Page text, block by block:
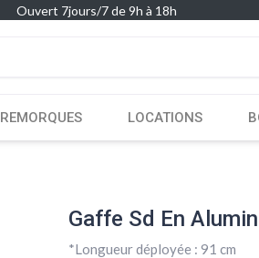
Ouvert 7jours/7 de 9h à 18h
REMORQUES LOCATIONS
Gaffe Sd En
*Longueur déployée : 91 cm